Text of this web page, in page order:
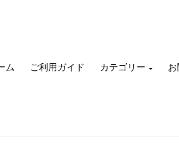
ム ご利用ガイド カテゴリー